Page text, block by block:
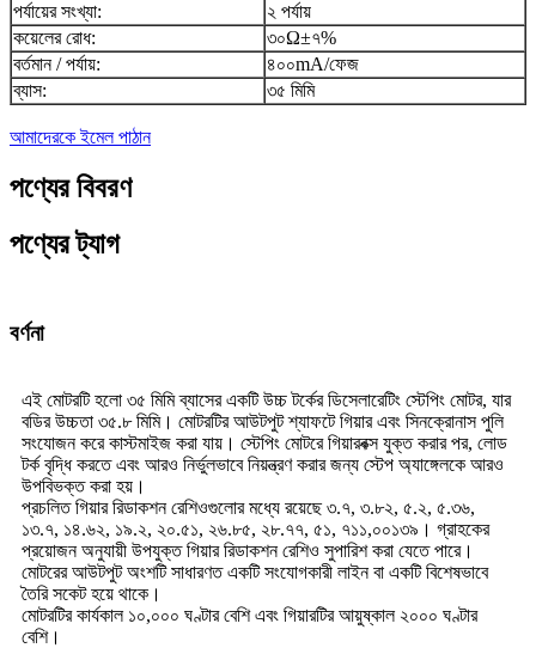
পর্যায়ের সংখ্যা:
২ পর্যায়
কয়েলের রোধ:
৩০Ω±৭%
বর্তমান / পর্যায়:
৪০০mA/ফেজ
ব্যাস:
৩৫ মিমি
আমাদেরকে ইমেল পাঠান
পণ্যের বিবরণ
পণ্যের ট্যাগ
বর্ণনা
এই মোটরটি হলো ৩৫ মিমি ব্যাসের একটি উচ্চ টর্কের ডিসেলারেটিং স্টেপিং মোটর, যার
বডির উচ্চতা ৩৫.৮ মিমি। মোটরটির আউটপুট শ্যাফটে গিয়ার এবং সিনক্রোনাস পুলি
সংযোজন করে কাস্টমাইজ করা যায়। স্টেপিং মোটরে গিয়ারবক্স যুক্ত করার পর, লোড
টর্ক বৃদ্ধি করতে এবং আরও নির্ভুলভাবে নিয়ন্ত্রণ করার জন্য স্টেপ অ্যাঙ্গেলকে আরও
উপবিভক্ত করা হয়।
প্রচলিত গিয়ার রিডাকশন রেশিওগুলোর মধ্যে রয়েছে ৩.৭, ৩.৮২, ৫.২, ৫.৩৬,
১৩.৭, ১৪.৬২, ১৯.২, ২০.৫১, ২৬.৮৫, ২৮.৭৭, ৫১, ৭১১,০০১৩৯। গ্রাহকের
প্রয়োজন অনুযায়ী উপযুক্ত গিয়ার রিডাকশন রেশিও সুপারিশ করা যেতে পারে।
মোটরের আউটপুট অংশটি সাধারণত একটি সংযোগকারী লাইন বা একটি বিশেষভাবে
তৈরি সকেট হয়ে থাকে।
মোটরটির কার্যকাল ১০,০০০ ঘণ্টার বেশি এবং গিয়ারটির আয়ুষ্কাল ২০০০ ঘণ্টার
বেশি।